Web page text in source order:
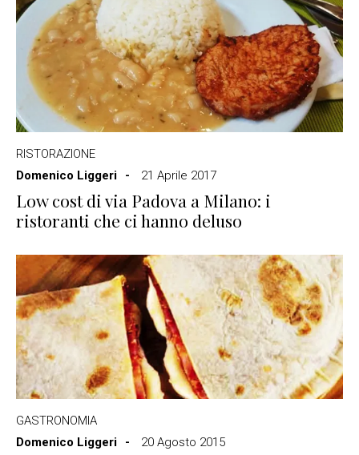
RISTORAZIONE
Domenico Liggeri
21 Aprile 2017
Low cost di via Padova a Milano: i
ristoranti che ci hanno deluso
GASTRONOMIA
Domenico Liggeri
20 Agosto 2015